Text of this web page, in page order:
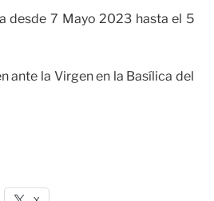
desde 7 Mayo 2023 hasta el 5
ante la Virgen en la Basílica del